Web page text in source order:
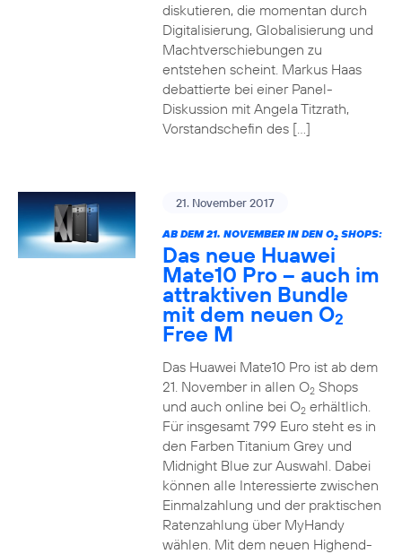
diskutieren, die momentan durch
Digitalisierung, Globalisierung und
Machtverschiebungen zu
entstehen scheint. Markus Haas
debattierte bei einer Panel-
Diskussion mit Angela Titzrath,
Vorstandschefin des […]
21. November 2017
AB DEM 21. NOVEMBER IN DEN O2SHOPS:
Das neue Huawei
Mate10 Pro – auch im
attraktiven Bundle
mit dem neuen O2
Free M
Das Huawei Mate10 Pro ist ab dem
21. November in allen O2Shops
und auch online bei O2erhältlich.
Für insgesamt 799 Euro steht es in
den Farben Titanium Grey und
Midnight Blue zur Auswahl. Dabei
können alle Interessierte zwischen
Einmalzahlung und der praktischen
Ratenzahlung über MyHandy
wählen. Mit dem neuen Highend-